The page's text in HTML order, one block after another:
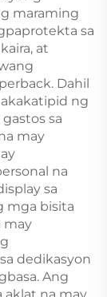
maraming
sa
at
Dahil
ng
sa
may
na
sa
mga bisita
may
dedikasyon
Ang